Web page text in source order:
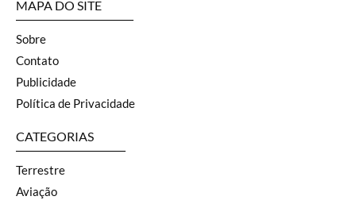
MAPA DO SITE
Sobre
Contato
Publicidade
Política de Privacidade
CATEGORIAS
Terrestre
Aviação